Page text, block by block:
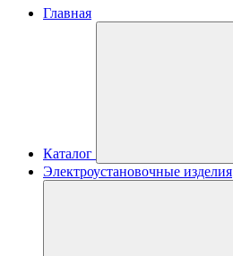
Главная
Каталог
Электроустановочные изделия